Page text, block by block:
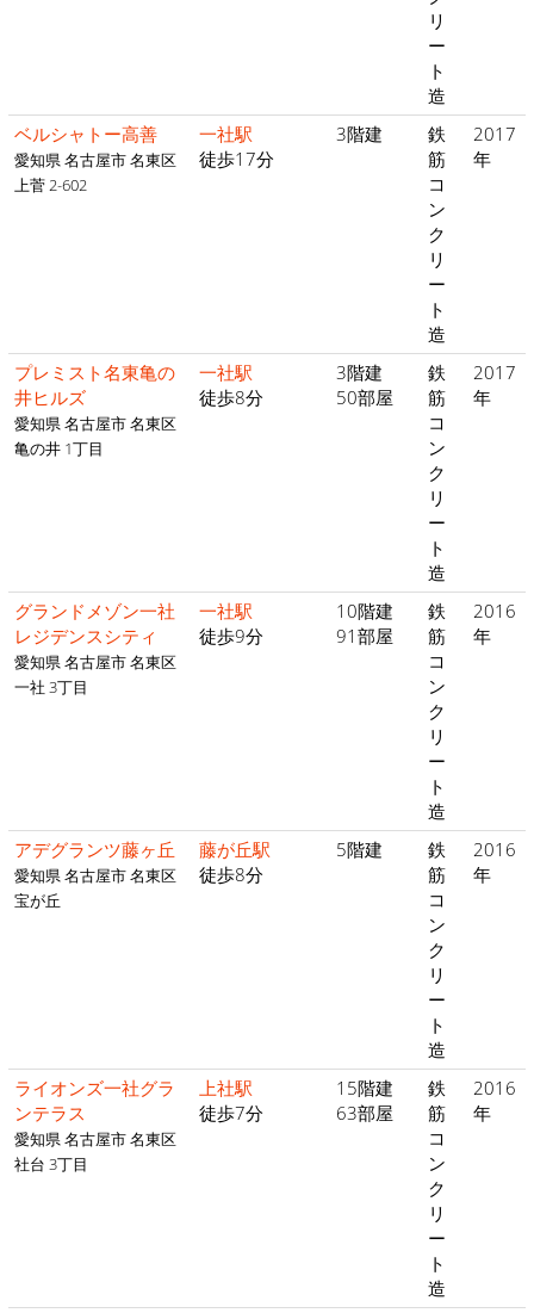
リ
ー
ト
造
ベルシャトー高善
愛知県 名古屋市 名東区
上菅 2-602
一社駅
徒歩17分
3階建
鉄
筋
コ
ン
ク
リ
ー
ト
造
2017
年
プレミスト名東亀の
井ヒルズ
愛知県 名古屋市 名東区
亀の井 1丁目
一社駅
徒歩8分
3階建
50部屋
鉄
筋
コ
ン
ク
リ
ー
ト
造
2017
年
グランドメゾン一社
レジデンスシティ
愛知県 名古屋市 名東区
一社 3丁目
一社駅
徒歩9分
10階建
91部屋
鉄
筋
コ
ン
ク
リ
ー
ト
造
2016
年
アデグランツ藤ヶ丘
愛知県 名古屋市 名東区
宝が丘
藤が丘駅
徒歩8分
5階建
鉄
筋
コ
ン
ク
リ
ー
ト
造
2016
年
ライオンズ一社グラ
ンテラス
愛知県 名古屋市 名東区
社台 3丁目
上社駅
徒歩7分
15階建
63部屋
鉄
筋
コ
ン
ク
リ
ー
ト
造
2016
年